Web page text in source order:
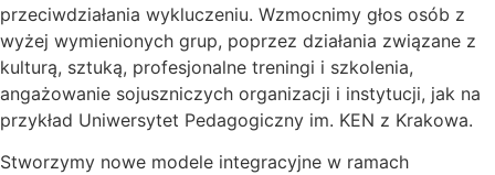
przeciwdziałania wykluczeniu. Wzmocnimy głos osób z
wyżej wymienionych grup, poprzez działania związane z
kulturą, sztuką, profesjonalne treningi i szkolenia,
angażowanie sojuszniczych organizacji i instytucji, jak na
przykład Uniwersytet Pedagogiczny im. KEN z Krakowa.
Stworzymy nowe modele integracyjne w ramach